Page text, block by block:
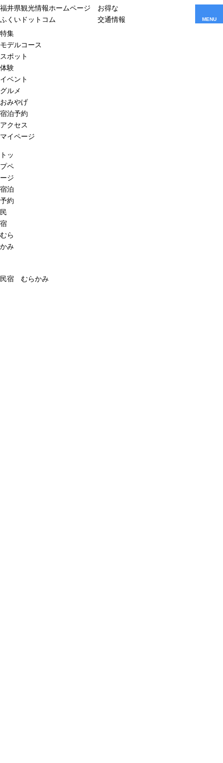
福井県観光情報ホームページ
ふくいドットコム
お得な
交通情報
MENU
特集
モデルコース
スポット
体験
イベント
グルメ
おみやげ
宿泊予約
アクセス
マイページ
トッ
プペ
ージ
宿泊
予約
民
宿
むら
かみ
民宿 むらかみ